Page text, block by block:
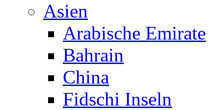
Asien
Arabische Emirate
Bahrain
China
Fidschi Inseln